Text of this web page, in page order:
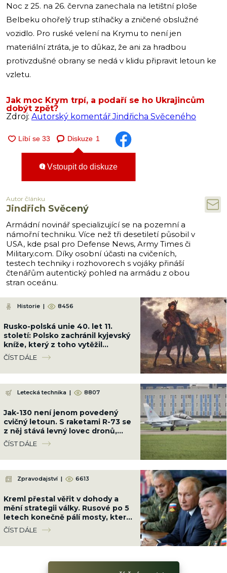
Noc z 25. na 26. června zanechala na letištní ploše
Belbeku ohořelý trup stíhačky a zničené obslužné
vozidlo. Pro ruské velení na Krymu to není jen
materiální ztráta, je to důkaz, že ani za hradbou
protivzdušné obrany se nedá v klidu připravit letoun ke
vzletu.
Jak moc Krym trpí, a podaří se ho Ukrajincům
dobýt zpět?
Zdroj: Autorský komentář Jindřicha Svěceného
Diskuze 1
Vstoupit do diskuze
Autor článku
Jindřich Svěcený
Armádní novinář specializující se na pozemní a
námořní techniku. Více než tři desetiletí působil v
USA, kde psal pro Defense News, Army Times či
Military.com. Díky osobní účasti na cvičeních,
testech techniky i rozhovorech s vojáky přináší
čtenářům autentický pohled na armádu z obou
stran oceánu.
Historie | 8456
Rusko-polská unie 40. let 11.
století: Polsko zachránil kyjevský
kníže, který z toho vytěžil
maximum
ČÍST DÁLE
Letecká technika | 8807
Jak-130 není jenom povedený
cvičný letoun. S raketami R-73 se
z něj stává levný lovec dronů,
který vydrží ve vzduchu hodiny
ČÍST DÁLE
Zpravodajství | 6613
Kreml přestal věřit v dohody a
mění strategii války. Rusové po 5
letech konečně pálí mosty, které
měli spálit dávno
ČÍST DÁLE